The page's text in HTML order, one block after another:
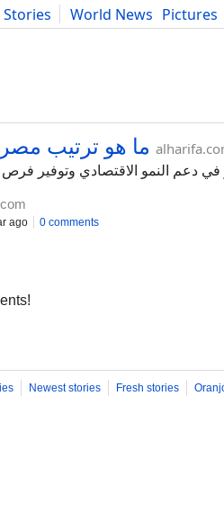
World News Pictures
Food Literature Developers
ما هو ترتيب مصر
دعم النمو الاقتصادي وتوفير فرص
ago 0 comments
Newest stories Fresh stories